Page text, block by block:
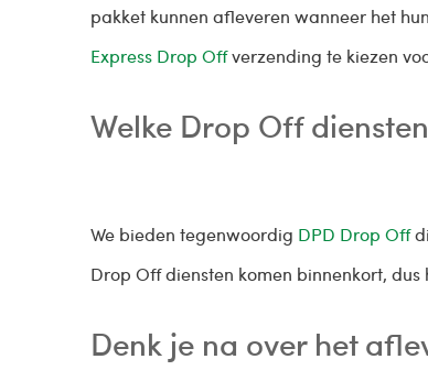
pakket kunnen afleveren wanneer het
Express Drop Offverzending te kiezen
Welke Drop Off
We bieden tegenwoordig DPD Drop Off
Drop Off diensten komen binnenkort,
Denk je na over het